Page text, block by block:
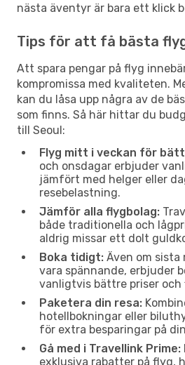
nästa äventyr är bara ett klick
Tips för att få bästa
Att spara pengar på flyg
kompromissa med kvaliteten.
kan du låsa upp några av de
som finns. Så här hittar du
till Seoul:
Flyg mitt i veckan för
och onsdagar erbjuder
jämfört med helger eller
resebelastning.
Jämför alla flygbolag:
både traditionella och
aldrig missar ett dolt
Boka tidigt: Även om
vara spännande, erbjuder
vanligtvis bättre priser
Paketera din resa:
hotellbokningar eller
för extra besparingar på
Gå med i Travellink Prime:
exklusiva rabatter på flyg,